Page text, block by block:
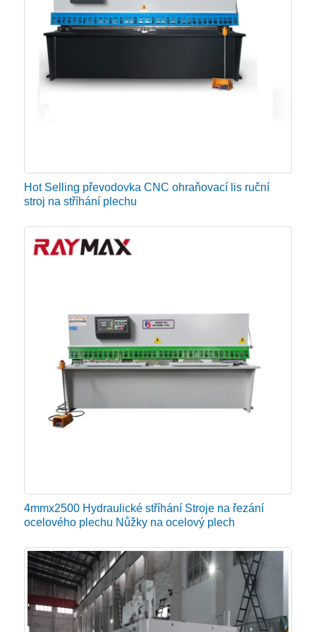
● Systém měření
Ujistěte se, že váš stroj na stříhání plechu obsahuje
systém měření nebo nazývaný „zarážky“. Ty pomáhají
operátorům provádět konzistentní, rychlé a efektivní
pomohly obsluze a lze je nastavit podle potřeby.
Jednoduché nůžky využívají ruční kolo s ručním
se ujistěte, že váš hydraulický nůžkový stroj je ten,
který provozuje.
Výhody hydraulických nůžek
Hydraulické nůžky jsou rychlé a přesné a usnadňují
integrovaný hydraulický systém, který může nejen
snížit instalaci potrubí, ale také zaručit bezpečnost a
Hydraulické nůžky na prodej zajišťují kov s křečemi při
stříhání a tím zajišťují hladké řezy a dokonce i 90
stupňů. Na trhu existuje široká škála strojů na stříhání
Hot Selling převodovka CNC ohraňovací lis ruční
stroj na stříhání plechu
4mmx2500 Hydraulické stříhání Stroje na řezání
ocelového plechu Nůžky na ocelový plech